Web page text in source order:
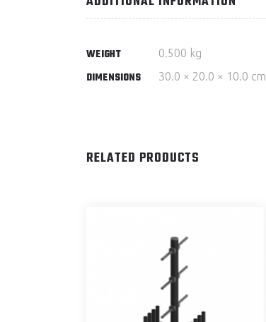
WEIGHT 0.500 kg
DIMENSIONS 30.0 × 20.0 × 10.0 cm
RELATED PRODUCTS